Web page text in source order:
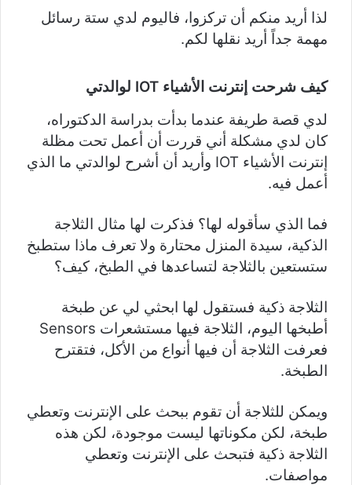
لذا أريد منكم أن تركزوا، فاليوم لدي ستة رسائل
مهمة جداً أريد نقلها لكم.
كيف شرحت إنترنت الأشياء IOT لوالدتي
لدي قصة طريفة عندما بدأت بدراسة الدكتوراه،
كان لدي مشكلة أني قررت أن أعمل تحت مظلة
إنترنت الأشياء IOT وأريد أن أشرح لوالدتي ما الذي
أعمل فيه.
فما الذي سأقوله لها؟ فذكرت لها مثال الثلاجة
الذكية، سيدة المنزل محتارة ولا تعرف ماذا ستطبخ
ستستعين بالثلاجة لتساعدها في الطبخ، كيف؟
الثلاجة ذكية فستقول لها ابحثي لي عن طبخة
أطبخها اليوم، الثلاجة فيها مستشعرات Sensors
فعرفت الثلاجة أن فيها أنواع من الأكل، فتقترح
الطبخة.
ويمكن للثلاجة أن تقوم ببحث على الإنترنت وتعطي
طبخة، لكن مكوناتها ليست موجودة، لكن هذه
الثلاجة ذكية فتبحث على الإنترنت وتعطي
مواصفات.